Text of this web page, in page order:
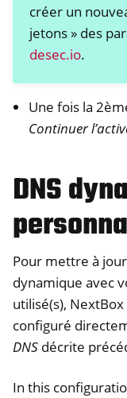
créer un
jetons » des
desec.io.
Une fois la
Continuer
DNS
Pour mettre à
dynamique avec
utilisé(s),
configuré
DNS décrite
In this